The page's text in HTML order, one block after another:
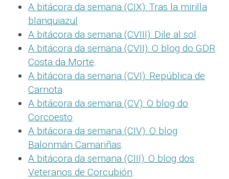
A bitácora da semana (CIX): Tras la mirilla
blanquiazul.
A bitácora da semana (CVIII): Dile al sol.
A bitácora da semana (CVII): O blog do GDR
Costa da Morte.
A bitácora da semana (CVI): República de
Carnota.
A bitácora da semana (CV): O blog do
Corcoesto.
A bitácora da semana (CIV): O blog
Balonmán Camariñas.
A bitácora da semana (CIII): O blog dos
Veteranos de Corcubión.